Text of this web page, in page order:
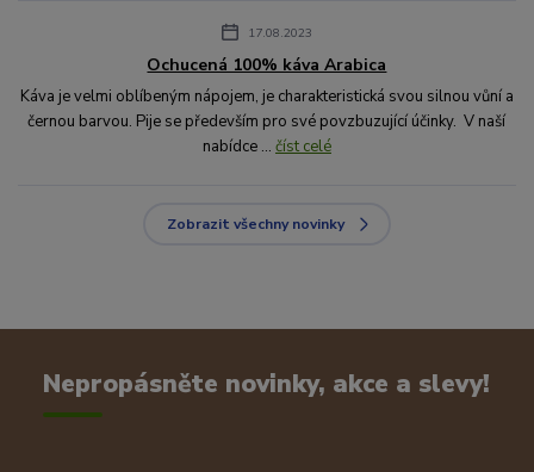
17.08.2023
Ochucená 100% káva Arabica
Káva je velmi oblíbeným nápojem, je charakteristická svou silnou vůní a
černou barvou. Pije se především pro své povzbuzující účinky. V naší
nabídce ... číst celé
Zobrazit všechny novinky
Nepropásněte novinky, akce a slevy!